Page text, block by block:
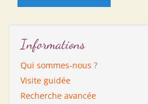
Informations
Qui sommes-nous ?
Visite guidée
Recherche avancée